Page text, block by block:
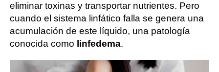
eliminar toxinas y transportar nutrientes. Pero
cuando el sistema linfático falla se genera una
acumulación de este líquido, una patología
conocida como linfedema.